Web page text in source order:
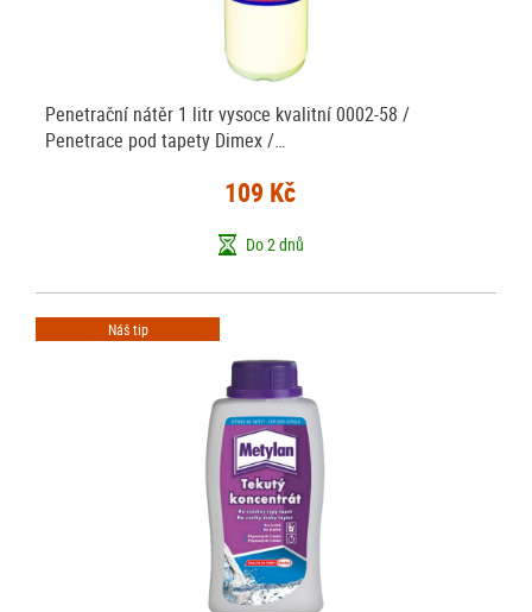
Penetrační nátěr 1 litr vysoce kvalitní 0002-58 /
Penetrace pod tapety Dimex /…
109 Kč
Do 2 dnů
Náš tip